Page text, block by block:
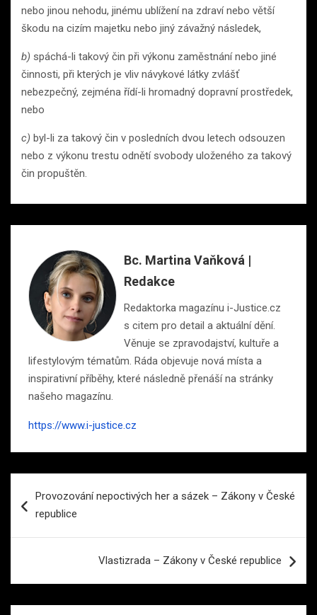
nebo jinou nehodu, jinému ublížení na zdraví nebo větší
škodu na cizím majetku nebo jiný závažný následek,
b) spáchá-li takový čin při výkonu zaměstnání nebo jiné
činnosti, při kterých je vliv návykové látky zvlášť
nebezpečný, zejména řídí-li hromadný dopravní prostředek,
nebo
c) byl-li za takový čin v posledních dvou letech odsouzen
nebo z výkonu trestu odnětí svobody uloženého za takový
čin propuštěn.
Bc. Martina Vaňková |
Redakce
Redaktorka magazínu i-Justice.cz
s citem pro detail a aktuální dění.
Věnuje se zpravodajství, kultuře a
lifestylovým tématům. Ráda objevuje nová místa a
inspirativní příběhy, které následně přenáší na stránky
našeho magazínu.
https://www.i-justice.cz
proProvozování nepoctivých her a sázek – Zákony v České
republice
Vlastizrada – Zákony v České republice